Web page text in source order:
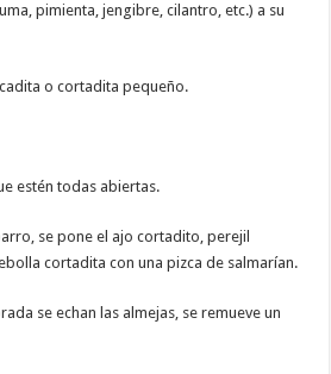
pimienta, jengibre, cilantro, etc.) a su
o cortadita pequeño.
estén todas abiertas.
se pone el ajo cortadito, perejil
cortadita con una pizca de salmarían.
se echan las almejas, se remueve un